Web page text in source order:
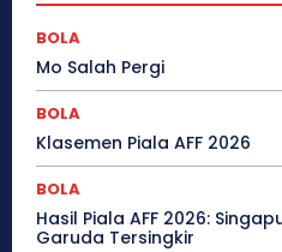
BOLA
Mo Salah Pergi
BOLA
Klasemen Piala AFF 2026
BOLA
Hasil Piala AFF 2026:
Garuda Tersingkir